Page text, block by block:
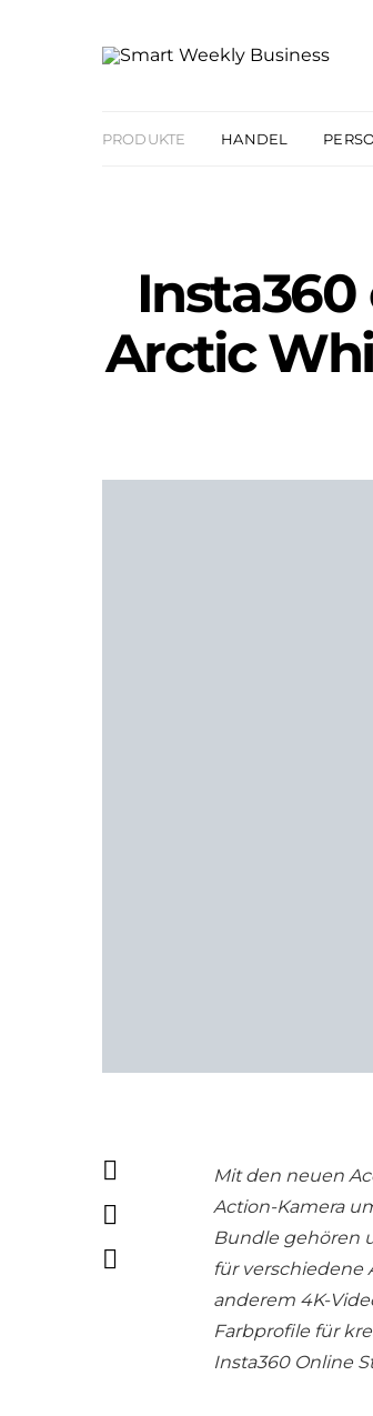
PRODUKTE HANDEL
Arctic
Mit den neuen
Action-Kamera
Bundle gehören
für verschiedene
anderem 4K-
Farbprofile für
Insta360 Online